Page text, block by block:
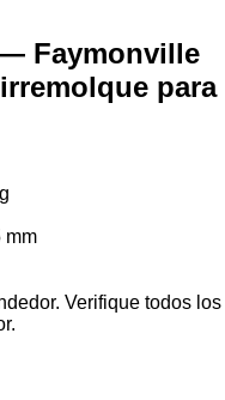
Faymonville
para
mm
Verifique todos los